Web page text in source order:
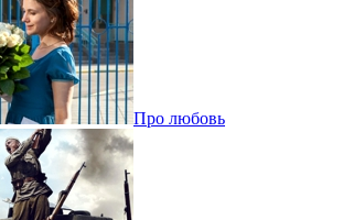
Про любовь